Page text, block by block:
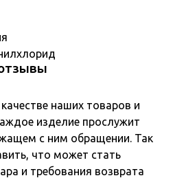
наших товаров и
изделие прослужит
с ним обращении. Так
что может стать
и требования возврата